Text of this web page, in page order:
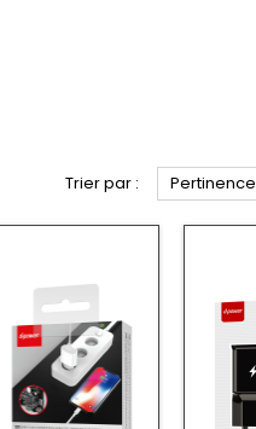
Trier par : Pertinence